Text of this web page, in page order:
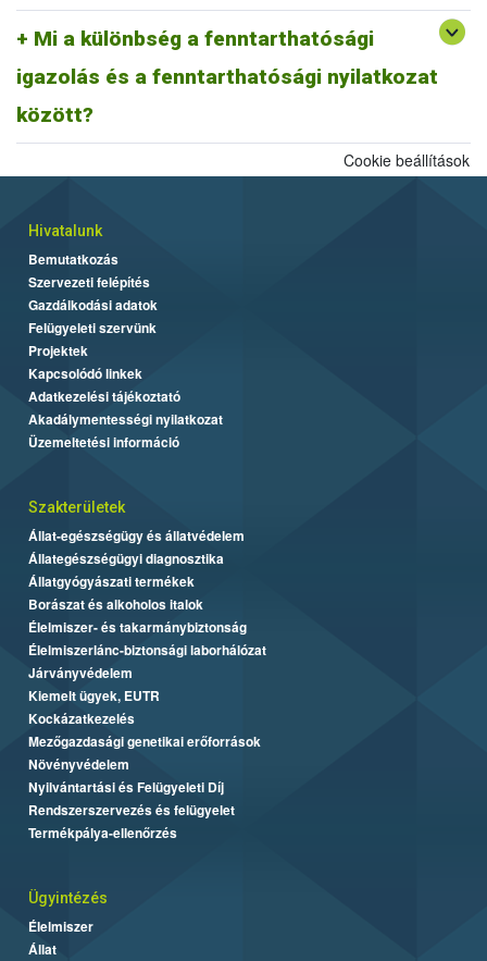
Mi a különbség a fenntarthatósági
igazolás és a fenntarthatósági nyilatkozat
között?
A fentiek alapján fenntarthatósági nyilatkozatnak minősül a
biomassza igazolás is, ahogyan egy ISCC farm nyilatkozat is,
más tagállami fenntarthatósági rendszer szerinti fenntarthatósági
dokumentum is.
Cookie beállítások
Hivatalunk
Bemutatkozás
Szervezeti felépítés
Gazdálkodási adatok
Felügyeleti szervünk
Projektek
Kapcsolódó linkek
Adatkezelési tájékoztató
Akadálymentességi nyilatkozat
Üzemeltetési információ
Szakterületek
Állat-egészségügy és állatvédelem
Állategészségügyi diagnosztika
Állatgyógyászati termékek
Borászat és alkoholos italok
Élelmiszer- és takarmánybiztonság
Élelmiszerlánc-biztonsági laborhálózat
Járványvédelem
Kiemelt ügyek, EUTR
Kockázatkezelés
Mezőgazdasági genetikai erőforrások
Növényvédelem
Nyilvántartási és Felügyeleti Díj
Rendszerszervezés és felügyelet
Termékpálya-ellenőrzés
Ügyintézés
Élelmiszer
Állat